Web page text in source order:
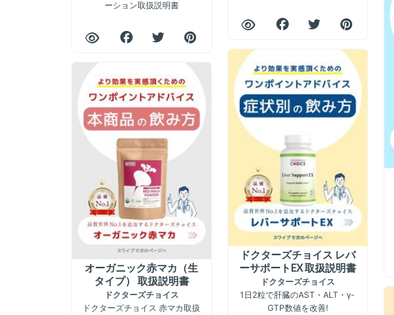
ーション取扱説明書
オーガニック赤マカ（生
タイプ） 取扱説明書
ドクターズチョイス
ドクターズチョイス 赤マカ取扱
ドクターズチョイス レバ
ーサポートEX 取扱説明書
ドクターズチョイス
1日2粒で肝臓のAST・ALT・γ-
GTP数値を改善!